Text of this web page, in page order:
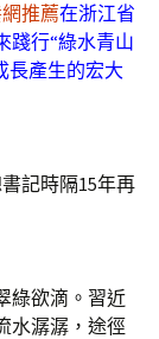
推薦在浙江省
踐行“綠水青山
長產生的宏大
記時隔15年再
欲滴。習近
水潺潺，途徑